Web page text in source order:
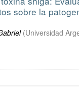
sobre la
(Universidad